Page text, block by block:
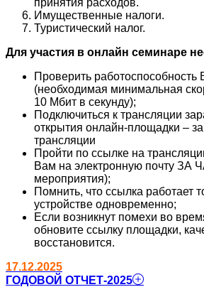
Имущественные налоги.
Туристический налог.
Для участия в онлайн семинаре
Проверить работоспособность
(необходимая минимальная
10 Мбит в секунду);
Подключиться к трансляции
открытия онлайн-площадки –
трансляции
Пройти по ссылке на
Вам на электронную почту
мероприятия);
Помнить, что ссылка работает
устройстве одновременно;
Если возникнут помехи во
обновите ссылку площадки,
восстановится.
17.12.2025
ГОДОВОЙ ОТЧЕТ-2025